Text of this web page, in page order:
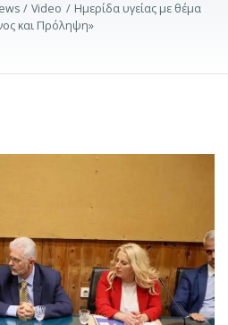
Video
Ημερίδα υγείας με θέμα
και Πρόληψη»